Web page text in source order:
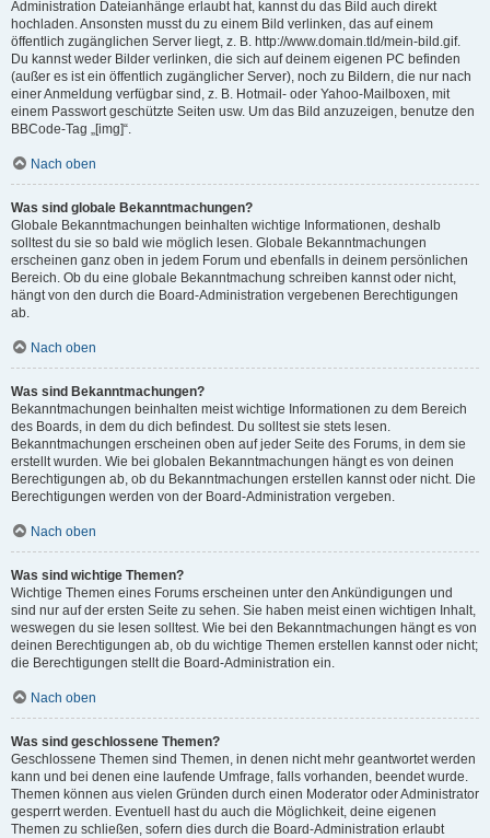
Administration Dateianhänge erlaubt hat, kannst du das Bild auch direkt
hochladen. Ansonsten musst du zu einem Bild verlinken, das auf einem
öffentlich zugänglichen Server liegt, z. B. http://www.domain.tld/mein-bild.gif.
Du kannst weder Bilder verlinken, die sich auf deinem eigenen PC befinden
(außer es ist ein öffentlich zugänglicher Server), noch zu Bildern, die nur nach
einer Anmeldung verfügbar sind, z. B. Hotmail- oder Yahoo-Mailboxen, mit
einem Passwort geschützte Seiten usw. Um das Bild anzuzeigen, benutze den
BBCode-Tag „[img]“.
Nach oben
Was sind globale Bekanntmachungen?
Globale Bekanntmachungen beinhalten wichtige Informationen, deshalb
solltest du sie so bald wie möglich lesen. Globale Bekanntmachungen
erscheinen ganz oben in jedem Forum und ebenfalls in deinem persönlichen
Bereich. Ob du eine globale Bekanntmachung schreiben kannst oder nicht,
hängt von den durch die Board-Administration vergebenen Berechtigungen
ab.
Nach oben
Was sind Bekanntmachungen?
Bekanntmachungen beinhalten meist wichtige Informationen zu dem Bereich
des Boards, in dem du dich befindest. Du solltest sie stets lesen.
Bekanntmachungen erscheinen oben auf jeder Seite des Forums, in dem sie
erstellt wurden. Wie bei globalen Bekanntmachungen hängt es von deinen
Berechtigungen ab, ob du Bekanntmachungen erstellen kannst oder nicht. Die
Berechtigungen werden von der Board-Administration vergeben.
Nach oben
Was sind wichtige Themen?
Wichtige Themen eines Forums erscheinen unter den Ankündigungen und
sind nur auf der ersten Seite zu sehen. Sie haben meist einen wichtigen Inhalt,
weswegen du sie lesen solltest. Wie bei den Bekanntmachungen hängt es von
deinen Berechtigungen ab, ob du wichtige Themen erstellen kannst oder nicht;
die Berechtigungen stellt die Board-Administration ein.
Nach oben
Was sind geschlossene Themen?
Geschlossene Themen sind Themen, in denen nicht mehr geantwortet werden
kann und bei denen eine laufende Umfrage, falls vorhanden, beendet wurde.
Themen können aus vielen Gründen durch einen Moderator oder Administrator
gesperrt werden. Eventuell hast du auch die Möglichkeit, deine eigenen
Themen zu schließen, sofern dies durch die Board-Administration erlaubt